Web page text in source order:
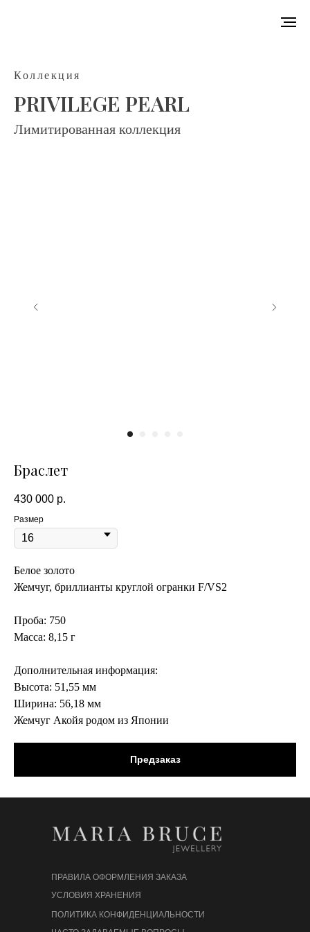
Коллекция
PRIVILEGE PEARL
Лимитированная коллекция
Браслет
430 000 р.
Размер
Белое золото
Жемчуг, бриллианты круглой огранки F/VS2
Проба: 750
Масса: 8,15 г
Дополнительная информация:
Высота: 51,55 мм
Ширина: 56,18 мм
Жемчуг Акойя родом из Японии
Предзаказ
ПРАВИЛА ОФОРМЛЕНИЯ ЗАКАЗА
УСЛОВИЯ ХРАНЕНИЯ
ПОЛИТИКА КОНФИДЕНЦИАЛЬНОСТИ